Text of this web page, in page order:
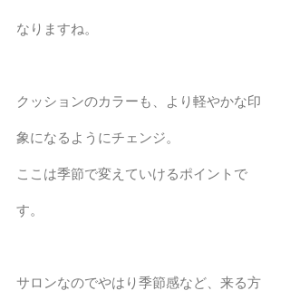
なりますね。
クッションのカラーも、より軽やかな印
象になるようにチェンジ。
ここは季節で変えていけるポイントで
す。
サロンなのでやはり季節感など、来る方